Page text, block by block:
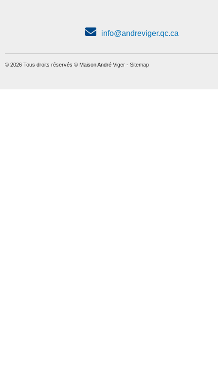
info@andreviger.qc.ca
© 2026 Tous droits réservés © Maison André Viger - Sitemap